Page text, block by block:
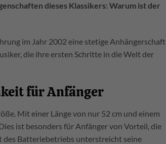
dieses Klassikers: Warum ist der
im Jahr 2002 eine stetige Anhängerschaft
die ihre ersten Schritte in die Welt der
für Anfänger
Mit einer Länge von nur 52 cm und einem
ist besonders für Anfänger von Vorteil, die
Batteriebetriebs unterstreicht seine